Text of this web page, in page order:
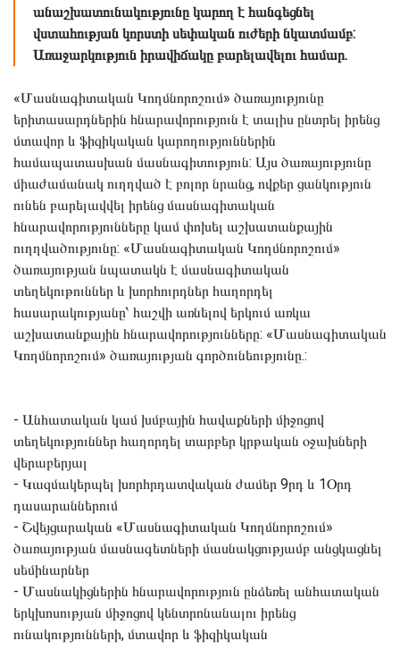
անաշխատունակությունը կարող է հանգեցնել
վստահության կորստի սեփական ուժերի նկատմամբ:
Առաջարկություն իրավիճակը բարելավելու համար.
«Մասնագիտական Կողմնորոշում» ծառայությունը
երիտասարդներին հնարավորություն է տալիս ընտրել իրենց
մտավոր և ֆիզիկական կարողություններին
համապատասխան մասնագիտություն: Այս ծառայությունը
միաժամանակ ուղղված է բոլոր նրանց, ովքեր ցանկություն
ունեն բարելավվել իրենց մասնագիտական
հնարավորությունները կամ փոխել աշխատանքային
ուղղվածությունը: «Մասնագիտական Կողմնորոշում»
ծառայության նպատակն է մասնագիտական
տեղեկութուններ և խորհուրդներ հաղորդել
հասարակությանը՝ հաշվի առնելով երկում առկա
աշխատանքային հնարավորությունները: «Մասնագիտական
Կողմնորոշում» ծառայության գործունեությունը.:
- Անհատական կամ խմբային հավաքների միջոցով
տեղեկություններ հաղորդել տարբեր կրթական օջախների
վերաբերյալ
- Կազմակերպել խորհրդատվական ժամեր 9րդ և 1Օրդ
դասարաններում
- Շվեյցարական «Մասնագիտական Կողմնորոշում»
ծառայության մասնագետների մասնակցությամբ անցկացնել
սեմինարներ
- Մասնակիցներին հնարավորություն ընձեռել անհատական
երկխոսության միջոցով կենտրոնանալու իրենց
ունակությունների, մտավոր և ֆիզիկական